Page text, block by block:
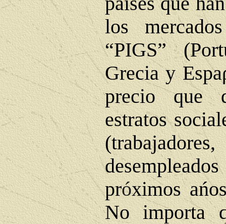
los
“PIGS”
Grecia y Espa
precio que
estratos
próximos
No importa